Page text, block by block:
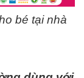
bé tại nhà